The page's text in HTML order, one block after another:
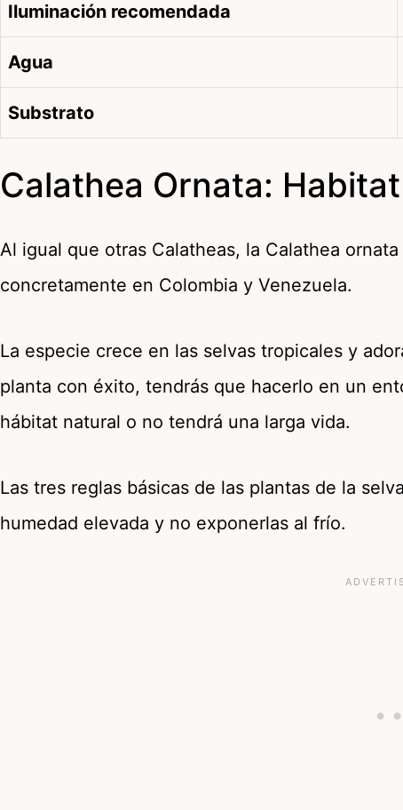
Iluminación recomendada
Agua
Substrato
Calathea Ornata:
Al igual que otras Calatheas, la Calathea
concretamente en Colombia y Venezuela.
La especie crece en las selvas tropicales y
planta con éxito, tendrás que hacerlo en un
hábitat natural o no tendrá una larga vida.
Las tres reglas básicas de las plantas de la
humedad elevada y no exponerlas al frío.